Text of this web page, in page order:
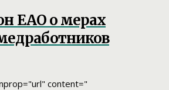
ЕАО о мерах
content="